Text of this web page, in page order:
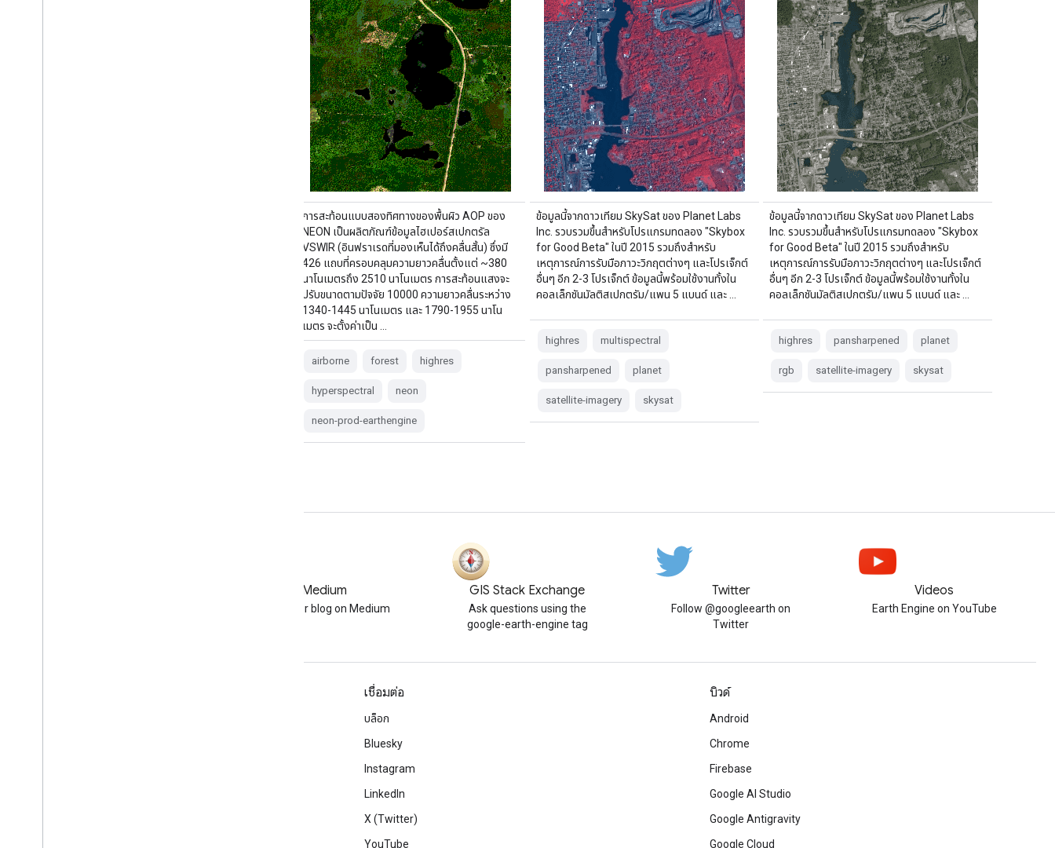
การสะท้อนแบบสองทิศทางของพื้นผิว AOP ของ
NEON เป็นผลิตภัณฑ์ข้อมูลไฮเปอร์สเปกตรัล
VSWIR (อินฟราเรดที่มองเห็นได้ถึงคลื่นสั้น) ซึ่งมี
426 แถบที่ครอบคลุมความยาวคลื่นตั้งแต่ ~380
นาโนเมตรถึง 2510 นาโนเมตร การสะท้อนแสงจะ
ปรับขนาดตามปัจจัย 10000 ความยาวคลื่นระหว่าง
1340-1445 นาโนเมตร และ 1790-1955 นาโน
เมตร จะตั้งค่าเป็น …
airborne forest highres
hyperspectral neon
neon-prod-earthengine
ข้อมูลนี้จากดาวเทียม SkySat ของ Planet Labs
Inc. รวบรวมขึ้นสำหรับโปรแกรมทดลอง "Skybox
for Good Beta" ในปี 2015 รวมถึงสำหรับ
เหตุการณ์การรับมือภาวะวิกฤตต่างๆ และโปรเจ็กต์
อื่นๆ อีก 2-3 โปรเจ็กต์ ข้อมูลนี้พร้อมใช้งานทั้งใน
คอลเล็กชันมัลติสเปกตรัม/แพน 5 แบนด์ และ …
highres multispectral
pansharpened planet
satellite-imagery skysat
ข้อมูลนี้จากดาวเทียม SkySat ของ Planet Labs
Inc. รวบรวมขึ้นสำหรับโปรแกรมทดลอง "Skybox
for Good Beta" ในปี 2015 รวมถึงสำหรับ
เหตุการณ์การรับมือภาวะวิกฤตต่างๆ และโปรเจ็กต์
อื่นๆ อีก 2-3 โปรเจ็กต์ ข้อมูลนี้พร้อมใช้งานทั้งใน
คอลเล็กชันมัลติสเปกตรัม/แพน 5 แบนด์ และ …
highres pansharpened planet
rgb satellite-imagery skysat
Medium
Follow our blog on Medium
GIS Stack Exchange
Ask questions using the
google-earth-engine tag
Twitter
Follow @googleearth on
Twitter
Videos
Earth Engine on YouTube
เชื่อมต่อ
บล็อก
Bluesky
Instagram
LinkedIn
X (Twitter)
YouTube
บิวด์
Android
Chrome
Firebase
Google AI Studio
Google Antigravity
Google Cloud